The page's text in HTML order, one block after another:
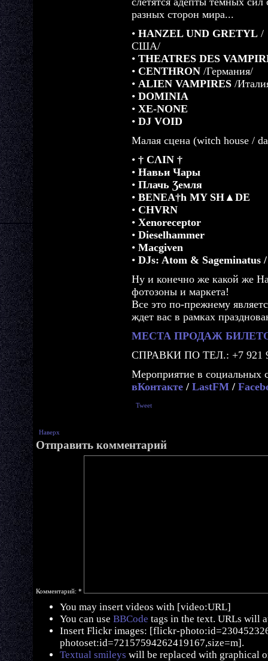
разных сторон мира...
• HANZEL UND GRETYL /
США/
• THEATRES DES
• CENTHRON /Германия/
• ALIEN VAMPIRES /
• DOMINIA
• XE-NONE
• DJ VOID
Малая сцена (witch house /
• † CΛIN †
• Навьи Чары
• Πлачь Ʒемля
• BENEA†h MY SH▲DE
• CHVRN
• Xenoreceptor
• Dieselhammer
• Macgiven
• DJs: Atom & Sageminatus
Ну и конечно же какой же
фотозоны и маркета!
Все это по-прежнему
ждет вас в рамках
МЕСТА ПРОДАЖ
СПРАВКИ ПО ТЕЛ.: +7 921
Мероприятие в социальных
вКонтакте / LastFM /
Tweet
Наверх
Отправить комментарий
Комментарий: *
You may insert videos with [video:URL]
You can use BBCode tags in the text. URLs will
Insert Flickr images: [flickr-
photoset:id=72157594262419167,size=m].
Textual smileys will be replaced with graphical